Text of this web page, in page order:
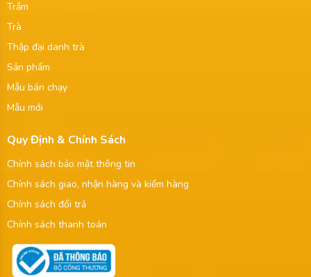
Trầm
Trà
Thập đại danh trà
Sản phẩm
Mẫu bán chạy
Mẫu mới
Quy Định & Chính Sách
Chính sách bảo mật thông tin
Chính sách giao, nhận hàng và kiểm hàng
Chính sách đổi trả
Chính sách thanh toán